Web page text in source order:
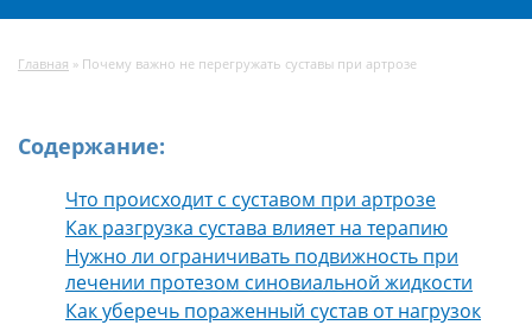
Главная » Почему важно не перегружать суставы при артрозе
Содержание:
Что происходит с суставом при артрозе
Как разгрузка сустава влияет на терапию
Нужно ли ограничивать подвижность при
лечении протезом синовиальной жидкости
Как уберечь пораженный сустав от нагрузок